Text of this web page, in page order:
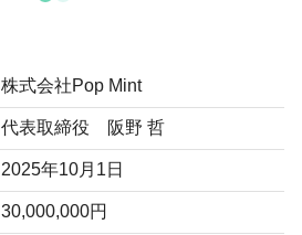
株式会社Pop Mint
代表取締役 阪野 哲
2025年10月1日
30,000,000円